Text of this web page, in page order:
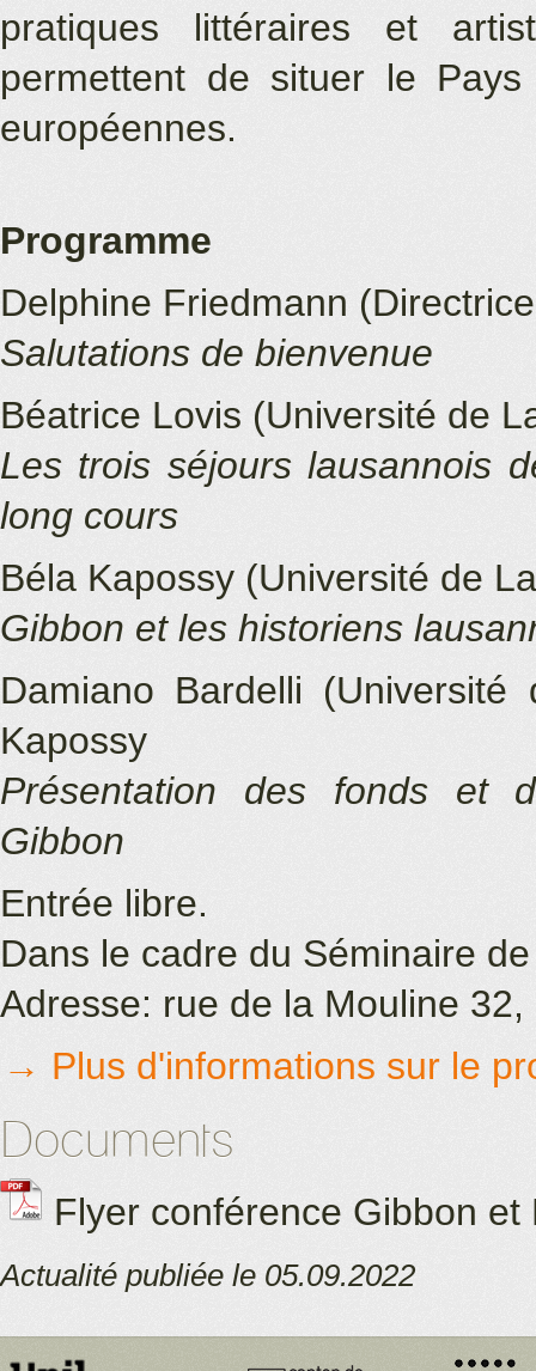
pratiques littéraires et
permettent de situer le
européennes.
Programme
Delphine Friedmann
Salutations de bienvenue
Béatrice Lovis (Université de
Les trois séjours lausannois
long cours
Béla Kapossy (Université de
Gibbon et les historiens
Damiano Bardelli
Kapossy
Présentation des fonds et
Gibbon
Entrée libre.
Dans le cadre du Séminaire
Adresse: rue de la Mouline
→ Plus d'informations sur le
Documents
Flyer conférence Gibbon
Actualité publiée le 05.09.2022